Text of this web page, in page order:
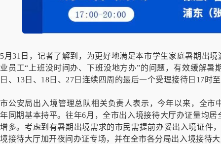
5月31日，记者了解到，为更好地满足本市学生家庭暑期出
业员工“上班没时间办、下班没地方办”的问题，有效缓解
日、13日、18日、27日连续四周的最后一个受理接待日17时
市公安局出入境管理总队相关负责人表示，今年以来，全
年同期基本持平。往年6月，全市出入境接待大厅办证量均
增多。考虑到有暑期出境需求的市民需提前办妥出入境证件
境接待大厅加开夜间办证专场，并在全市各分局出入境接待